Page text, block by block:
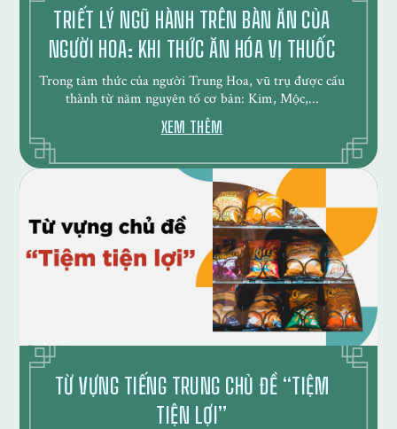
TRIẾT LÝ NGŨ HÀNH TRÊN BÀN ĂN CỦA
NGƯỜI HOA: KHI THỨC ĂN HÓA VỊ THUỐC
Trong tâm thức của người Trung Hoa, vũ trụ được cấu
thành từ năm nguyên tố cơ bản: Kim, Mộc,...
XEM THÊM
TỪ VỰNG TIẾNG TRUNG CHỦ ĐỀ “TIỆM
TIỆN LỢI”